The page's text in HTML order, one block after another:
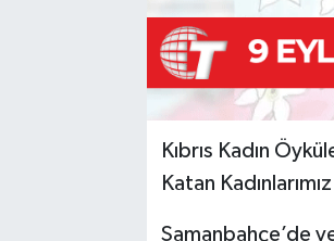
Kıbrıs Kadın
Katan
Samanbahçe’de